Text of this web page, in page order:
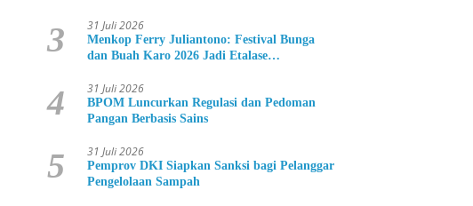
3 31 Juli 2026
Menkop Ferry Juliantono: Festival Bunga
dan Buah Karo 2026 Jadi Etalase
4 31 Juli 2026
BPOM Luncurkan Regulasi dan Pedoman
Pangan Berbasis Sains
5 31 Juli 2026
Pemprov DKI Siapkan Sanksi bagi Pelanggar
Pengelolaan Sampah